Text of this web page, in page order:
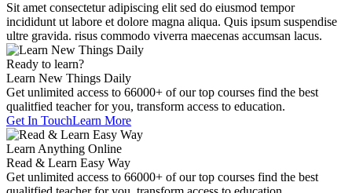
Sit amet consectetur adipiscing elit sed do eiusmod tempor
incididunt ut labore et dolore magna aliqua. Quis ipsum suspendise
ultre gravida. risus commodo viverra maecenas accumsan lacus.
Ready to learn?
Learn New Things Daily
Get unlimited access to 66000+ of our top courses find the best
qualitfied teacher for you, transform access to education.
Get In TouchLearn More
Learn Anything Online
Read & Learn Easy Way
Get unlimited access to 66000+ of our top courses find the best